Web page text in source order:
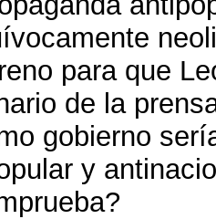
para que
de la
gobierno
y